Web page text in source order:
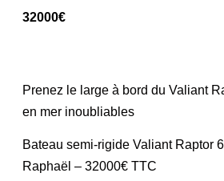
32000€
Prenez le large à bord du Valiant
en mer inoubliables
Bateau semi-rigide Valiant Raptor
Raphaël – 32000€ TTC